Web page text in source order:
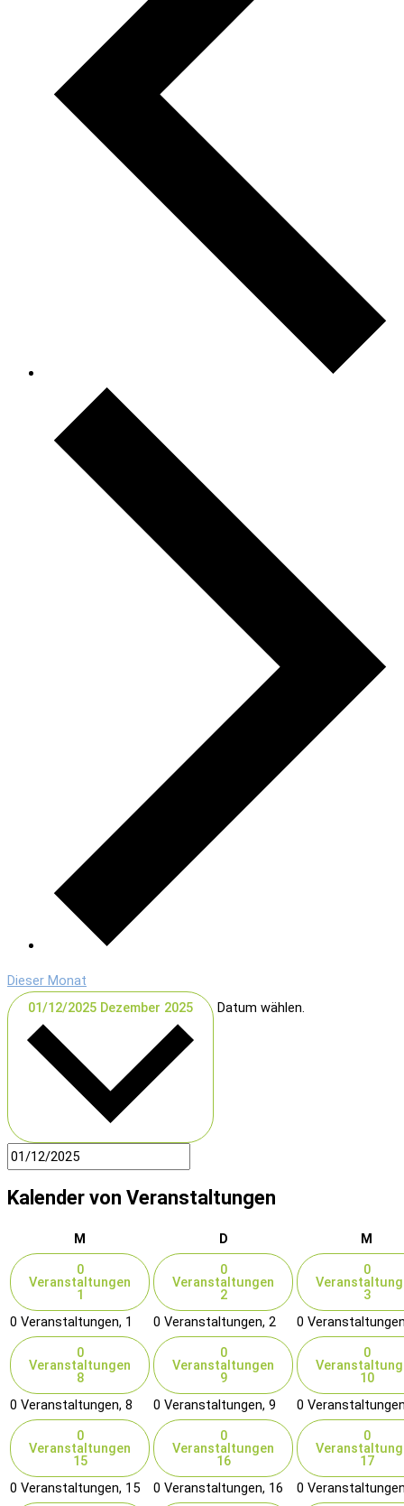
Dieser Monat
01/12/2025 Dezember 2025 Datum wählen.
Kalender von Veranstaltungen
M DDienstag M
0
Veranstaltungen
1
0 Veranstaltungen, 1
0
Veranstaltungen
2
0 Veranstaltungen, 2
0
3
0
0
Veranstaltungen
8
0 Veranstaltungen, 8
0
Veranstaltungen
9
0 Veranstaltungen, 9
0
10
0
0
Veranstaltungen
15
0 Veranstaltungen, 15
0
Veranstaltungen
16
0 Veranstaltungen, 16
0
17
0